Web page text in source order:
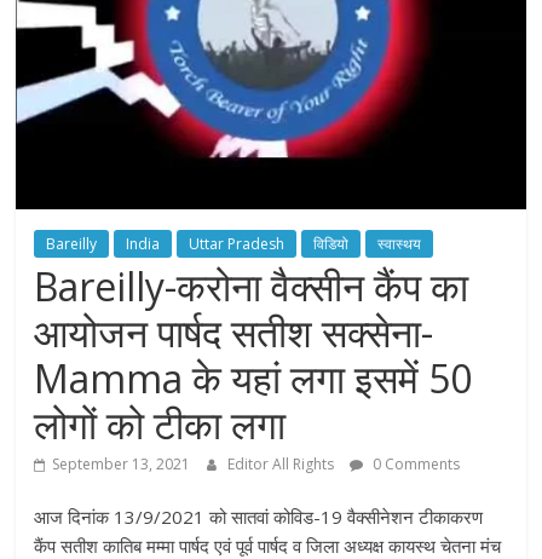
Bareilly India Uttar Pradesh विडियो स्वास्थय
Bareilly-करोना वैक्सीन कैंप का
आयोजन पार्षद सतीश सक्सेना-
Mamma के यहां लगा इसमें 50
लोगों को टीका लगा
September 13, 2021 Editor All Rights 0 Comments
आज दिनांक 13/9/2021 को सातवां कोविड-19 वैक्सीनेशन टीकाकरण
कैंप सतीश कातिब मम्मा पार्षद एवं पूर्व पार्षद व जिला अध्यक्ष कायस्थ चेतना मंच